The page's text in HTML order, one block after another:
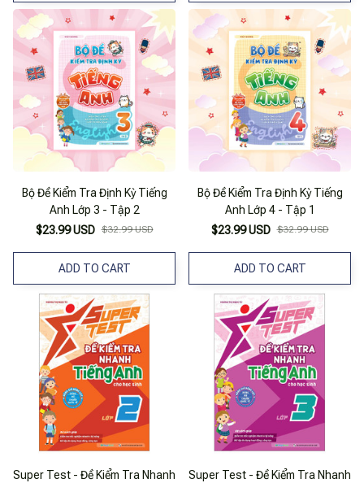
Bộ Đề Kiểm Tra Định Kỳ Tiếng
Anh Lớp 3 - Tập 2
$23.99 USD $32.99 USD
ADD TO CART
Bộ Đề Kiểm Tra Định Kỳ Tiếng
Anh Lớp 4 - Tập 1
$23.99 USD $32.99 USD
ADD TO CART
Super Test - Đề Kiểm Tra Nhanh
Super Test - Đề Kiểm Tra Nhanh